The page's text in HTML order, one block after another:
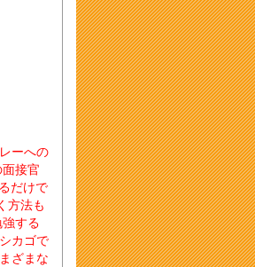
ーへの
接官
だけで
方法も
する
カゴで
ざまな